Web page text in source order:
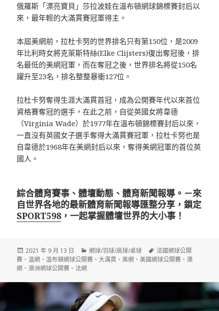
俄羅斯「漂亮寶貝」莎拉波娃在溫布頓網球錦標賽封后以
來，最年輕的大滿貫賽冠軍得主。
本屆美網前，拉杜卡努的世界排名只有第150位，是2009
年比利時女將克萊斯特絲(Elke Clijsters)復出奪冠後，排
名最低的美網冠軍，而在奪冠之後，世界排名將從150名
躍升至23名，排名整整暴衝127位。
拉杜卡努奪得生涯大滿貫首冠，成為公開賽年代以來首位
資格賽奪冠的選手，在此之前，自從英國女將韋德
（Virginia Wade）於1977年在溫布頓錦標賽封后以來，
一直沒有英國女子選手奪得大滿貫賽冠軍，拉杜卡努也是
自韋德於1968年在美網封后以來，奪得美網冠軍的首位英
國人。
綜合體育賽事、體壇動態、體育新聞報導。－來
自世界各地的最新體育新聞報導匯整分享，鎖定
SPORT598 ，一起掌握體壇世界的大小事！
發
佈
日
2021 年 9 月 13 日
分
類
網球/羽球/高球/桌球
標
籤
法國網球公開
賽 、溫網 、溫布頓網球公開賽 、大滿貫 、美網 、美國網球公開賽 、澳
網 、澳洲網球公開賽 、 法網